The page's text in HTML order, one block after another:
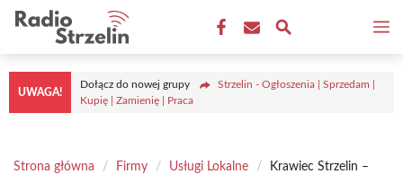
Przejdź
treści
UWAGA!
Dołącz do nowej grupy
Strzelin - Ogłoszenia | Sprzedam |
Kupię | Zamienię | Praca
Strona główna / Firmy / Usługi Lokalne /
Krawiec Strzelin –